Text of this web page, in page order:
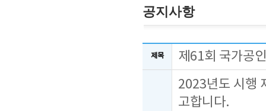
공지사항
제목 제61회 국가공
2023년도 시행
고합니다.